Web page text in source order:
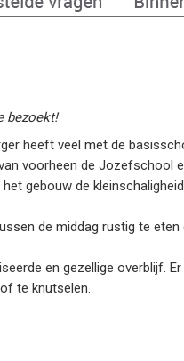
bezoekt!
heeft veel met de
voorheen de Jozefschool
gebouw de kleinschaligheid.
de middag rustig te
en gezellige overblijf.
te knutselen.